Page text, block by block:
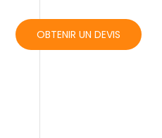
OBTENIR UN DEVIS